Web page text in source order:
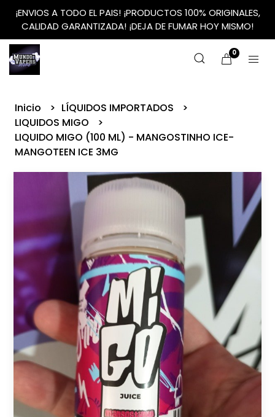
¡ENVIOS A TODO EL PAIS! ¡PRODUCTOS 100% ORIGINALES,
CALIDAD GARANTIZADA! ¡DEJA DE FUMAR HOY MISMO!
0
Inicio
LÍQUIDOS IMPORTADOS
LIQUIDOS MIGO
LIQUIDO MIGO (100 ML) - MANGOSTINHO ICE-
MANGOTEEN ICE 3MG